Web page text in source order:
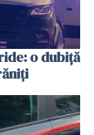
o dubiță